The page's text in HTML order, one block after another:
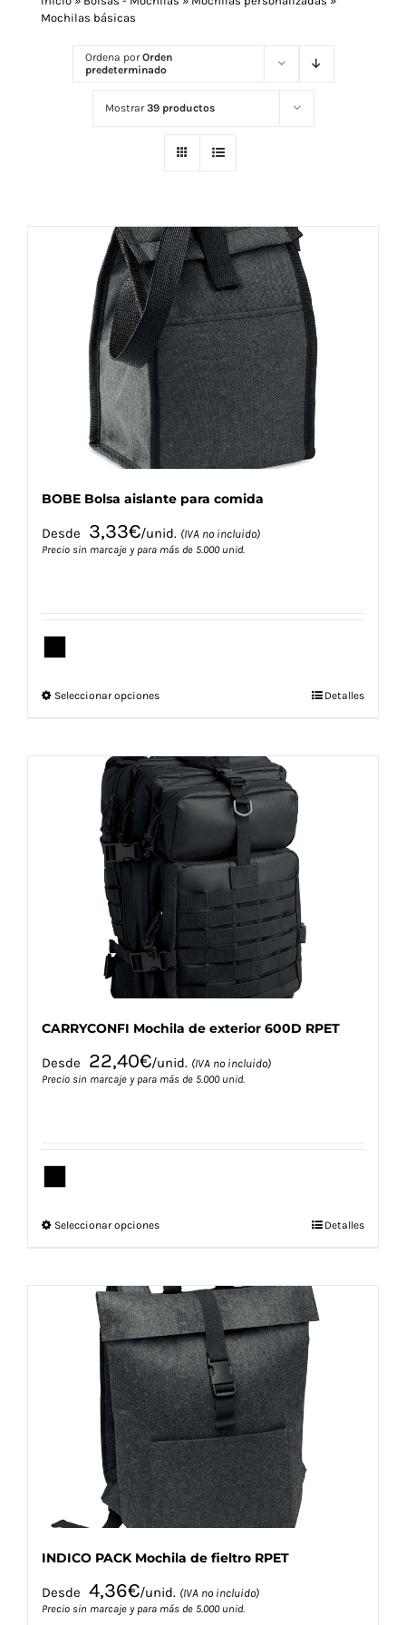
Navidad 🎄 Invierno
WooCommerce Cart
Mochilas básicas
Ordena porOrden
predeterminado
Mostrar39 productos
BOBE Bolsa aislante para comida
Desde 3,33€/unid. (IVA no incluido)
Precio sin marcaje y para más de 5.000 unid.
Seleccionar opcionesEste
múltiples
variantes.
Las
opciones
pueden
elegir
la
página
de
producto
Detalles
CARRYCONFI Mochila de exterior 600D RPET
Desde 22,40€/unid. (IVA no incluido)
Precio sin marcaje y para más de 5.000 unid.
Seleccionar opcionesEste
múltiples
variantes.
Las
opciones
se
pueden
elegir
en
la
página
de
producto
Detalles
INDICO PACK Mochila de fieltro RPET
Desde 4,36€/unid. (IVA no incluido)
Precio sin marcaje y para más de 5.000 unid.